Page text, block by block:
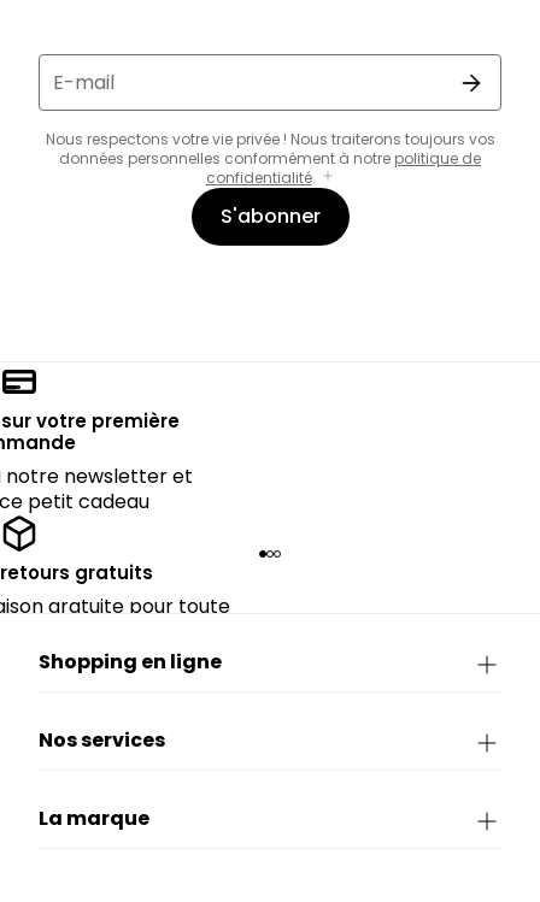
E-mail
Nous respectons votre vie privée ! Nous traiterons toujours vos
données personnelles conformément à notre politique de
confidentialité.
S'abonner
votre première
notre newsletter et
petit cadeau
gratuits
gratuite pour toute
Shopping en ligne
Nos services
La marque